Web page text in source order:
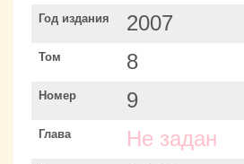
Год издания 2007
Том 8
Номер 9
Глава Не задан